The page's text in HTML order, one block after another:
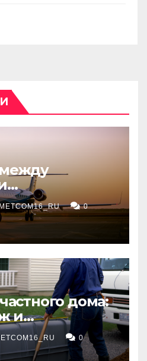
0
дома:
и
автономной
0